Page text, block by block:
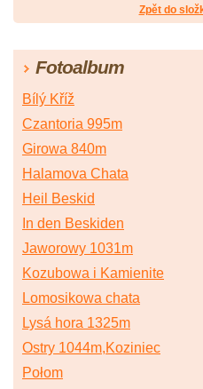
Zpět do
Fotoalbum
Bílý Kříž
Czantoria 995m
Girowa 840m
Halamova Chata
Heil Beskid
In den Beskiden
Jaworowy 1031m
Kozubowa i Kamienite
Lomosikowa chata
Lysá hora 1325m
Ostry 1044m,Koziniec
Połom